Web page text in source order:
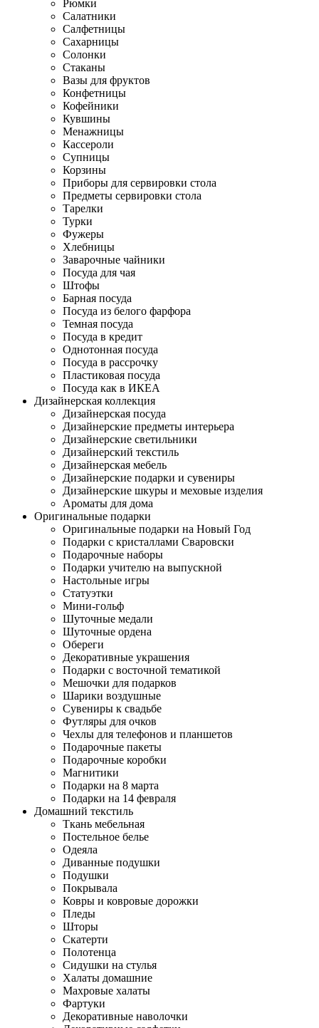
Рюмки
Салатники
Салфетницы
Сахарницы
Солонки
Стаканы
Вазы для фруктов
Конфетницы
Кофейники
Кувшины
Менажницы
Кассероли
Супницы
Корзины
Приборы для сервировки стола
Предметы сервировки стола
Тарелки
Турки
Фужеры
Хлебницы
Заварочные чайники
Посуда для чая
Штофы
Барная посуда
Посуда из белого фарфора
Темная посуда
Посуда в кредит
Однотонная посуда
Посуда в рассрочку
Пластиковая посуда
Посуда как в ИКЕА
Дизайнерская коллекция
Дизайнерская посуда
Дизайнерские предметы интерьера
Дизайнерские светильники
Дизайнерский текстиль
Дизайнерская мебель
Дизайнерские подарки и сувениры
Дизайнерские шкуры и меховые изделия
Ароматы для дома
Оригинальные подарки
Оригинальные подарки на Новый Год
Подарки с кристаллами Сваровски
Подарочные наборы
Подарки учителю на выпускной
Настольные игры
Статуэтки
Мини-гольф
Шуточные медали
Шуточные ордена
Обереги
Декоративные украшения
Подарки с восточной тематикой
Мешочки для подарков
Шарики воздушные
Сувениры к свадьбе
Футляры для очков
Чехлы для телефонов и планшетов
Подарочные пакеты
Подарочные коробки
Магнитики
Подарки на 8 марта
Подарки на 14 февраля
Домашний текстиль
Ткань мебельная
Постельное белье
Одеяла
Диванные подушки
Подушки
Покрывала
Ковры и ковровые дорожки
Пледы
Шторы
Скатерти
Полотенца
Сидушки на стулья
Халаты домашние
Махровые халаты
Фартуки
Декоративные наволочки